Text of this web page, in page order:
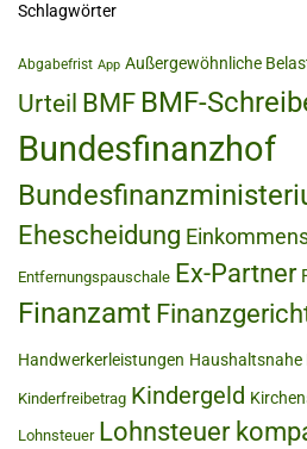
Schlagwörter
Abgabefrist App Außergewöhnliche
Urteil BMF BMF-
Bundesfinanzhof
Ehescheidung
Entfernungspauschale Ex-Partner
Finanzamt
Handwerkerleistungen Haushaltsnahe
Kinderfreibetrag Kindergeld
Lohnsteuer Lohnsteuer